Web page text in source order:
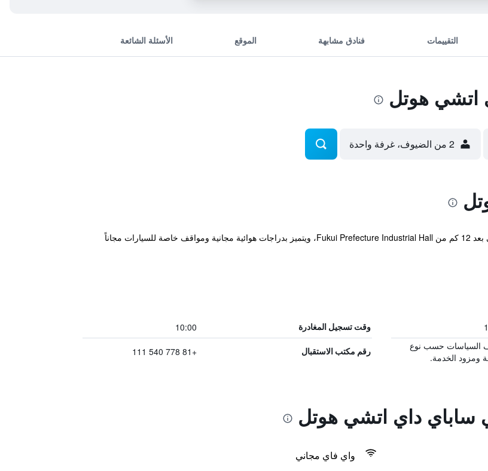
التقييمات فنادق مشابهة الموقع الأسئلة الشائعة
اتشي هوتل
2 من الضيوف، غرفة واحدة
يقع مكان إقامة "Sabae Daiichi Hotel" في Sabae، على بعد 12 كم من Fukui Prefecture Industrial Hall، ويتميز بدراجات هوائية مجانية ومواقف خاصة للسيارات مجاناً
وقت تسجيل المغادرة 10:00
السياسات حسب نوع
ومزود الخدمة.
رقم مكتب الاستقبال +81 778 540 111
ساباي داي اتشي هوتل
واي فاي مجاني